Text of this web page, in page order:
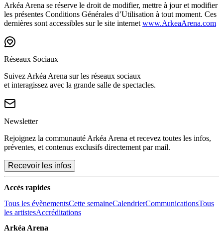
Arkéa Arena se réserve le droit de modifier, mettre à jour et modifier
les présentes Conditions Générales d’Utilisation à tout moment. Ces
dernières sont accessibles sur le site internet www.ArkeaArena.com
Réseaux Sociaux
Suivez Arkéa Arena sur les réseaux sociaux
et interagissez avec la grande salle de spectacles.
Newsletter
Rejoignez la communauté Arkéa Arena et recevez toutes les infos,
préventes, et contenus exclusifs directement par mail.
Recevoir les infos
Accès rapides
Tous les évènementsCette semaineCalendrierCommunicationsTous
les artistesAccréditations
Arkéa Arena